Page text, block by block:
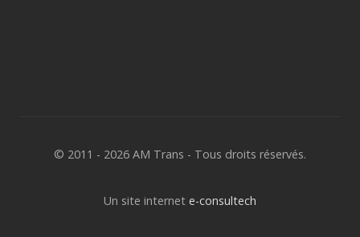
© 2011 - 2026 AM Trans - Tous droits réservés.
Un site internet e-consultech